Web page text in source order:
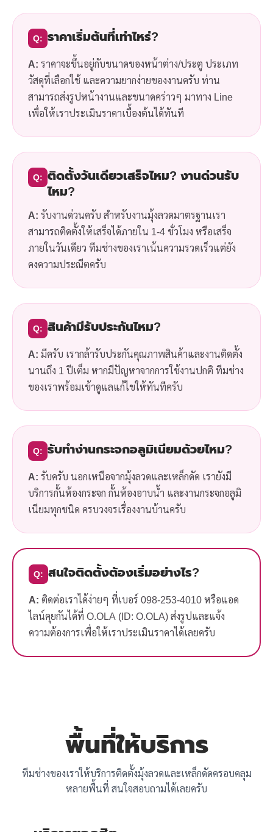
Q: ราคาเริ่มต้นที่เท่าไหร่?
A: ราคาจะขึ้นอยู่กับขนาดของหน้าต่าง/ประตู ประเภท
วัสดุที่เลือกใช้ และความยากง่ายของงานครับ ท่าน
สามารถส่งรูปหน้างานและขนาดคร่าวๆ มาทาง Line
เพื่อให้เราประเมินราคาเบื้องต้นได้ทันที
Q: ติดตั้งวันเดียวเสร็จไหม? งานด่วนรับ
ไหม?
A: รับงานด่วนครับ สำหรับงานมุ้งลวดมาตรฐานเรา
สามารถติดตั้งให้เสร็จได้ภายใน 1-4 ชั่วโมง หรือเสร็จ
ภายในวันเดียว ทีมช่างของเราเน้นความรวดเร็วแต่ยัง
คงความประณีตครับ
Q: สินค้ามีรับประกันไหม?
A: มีครับ เรากล้ารับประกันคุณภาพสินค้าและงานติดตั้ง
นานถึง 1 ปีเต็ม หากมีปัญหาจากการใช้งานปกติ ทีมช่าง
ของเราพร้อมเข้าดูแลแก้ไขให้ทันทีครับ
Q: รับทำง่านกระจกอลูมิเนียมด้วยไหม?
A: รับครับ นอกเหนือจากมุ้งลวดและเหล็กดัด เรายังมี
บริการกั้นห้องกระจก กั้นห้องอาบน้ำ และงานกระจกอลูมิ
เนียมทุกชนิด ครบวงจรเรื่องงานบ้านครับ
Q: สนใจติดตั้งต้องเริ่มอย่างไร?
A: ติดต่อเราได้ง่ายๆ ที่เบอร์ 098-253-4010 หรือแอด
ไลน์คุยกันได้ที่ O.OLA (ID: O.OLA) ส่งรูปและแจ้ง
ความต้องการเพื่อให้เราประเมินราคาได้เลยครับ
พื้นที่ให้บริการ
ทีมช่างของเราให้บริการติดตั้งมุ้งลวดและเหล็กดัดครอบคลุม
หลายพื้นที่ สนใจสอบถามได้เลยครับ